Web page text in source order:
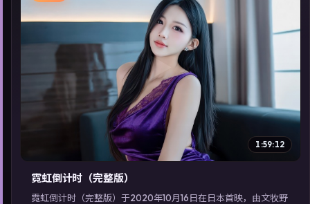
▶
1:59:12
霓虹倒计时（完整版）
霓虹倒计时（完整版）于2020年10月16日在日本首映，由文牧野